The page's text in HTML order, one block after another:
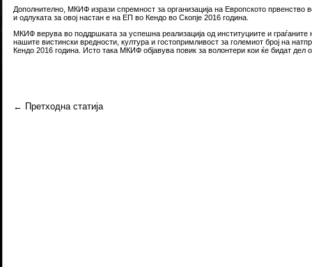
Дополнително, МКИФ изрази спремност за организација на Европското
и одлуката за овој настан е на ЕП во Кендо во Скопје 2016 година.
МКИФ верува во поддршката за успешна реализација од институциите и граѓаните
нашите вистински вредности, култура и гостопримливост за големиот број на
Кендо 2016 година. Исто така МКИФ објавува повик за волонтери кои ќе бидат дел
← Претходна статија